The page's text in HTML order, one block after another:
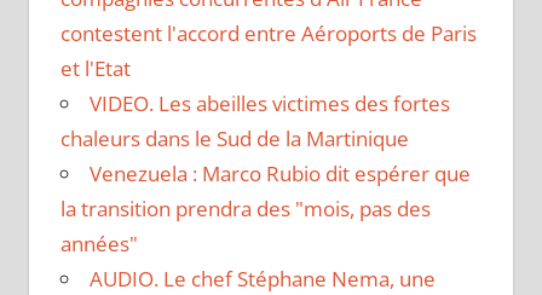
contestent l'accord entre Aéroports de Paris
et l'Etat
VIDEO. Les abeilles victimes des fortes
chaleurs dans le Sud de la Martinique
Venezuela : Marco Rubio dit espérer que
la transition prendra des "mois, pas des
années"
AUDIO. Le chef Stéphane Nema, une